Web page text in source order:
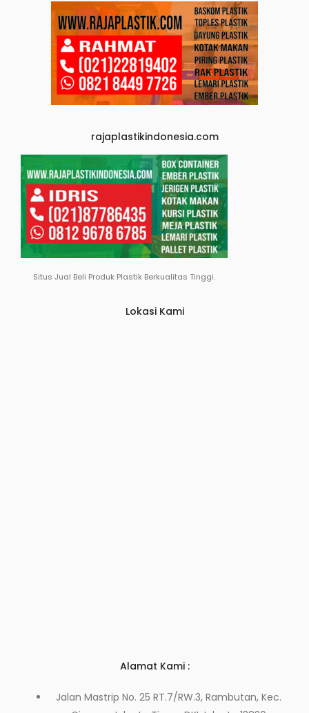
rajaplastikindonesia.com
Situs Jual Beli Produk Plastik Berkualitas Tinggi.
Lokasi Kami
Alamat Kami :
Jalan Mastrip No. 25 RT.7/RW.3, Rambutan, Kec.